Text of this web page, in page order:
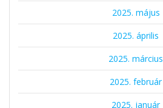
2025. május
2025. április
2025. március
2025. február
2025. január